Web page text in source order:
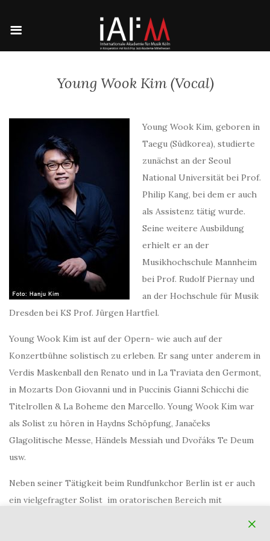
Young Wook Kim (Vocal)
Young Wook Kim, geboren in
Taegu (Südkorea), studierte
zunächst an der Seoul
National Universität bei Prof.
Philip Kang, bei dem er auch
als Assistenz tätig wurde.
Seine weitere Ausbildung
erhielt er an der
Musikhochschule Mannheim
bei Prof. Rudolf Piernay und
an der Hochschule für Musik
Dresden bei KS Prof. Jürgen Hartfiel.
Young Wook Kim ist auf der Opern- wie auch auf der
Konzertbühne solistisch zu erleben. Er sang unter anderem in
Verdis Maskenball den Renato und in La Traviata den Germont,
in Mozarts Don Giovanni und in Puccinis Gianni Schicchi die
Titelrollen & La Boheme den Marcello. Young Wook Kim war
als Solist zu hören in Haydns Schöpfung, Janačeks
Glagolitische Messe, Händels Messiah und Dvořáks Te Deum
usw.
Neben seiner Tätigkeit beim Rundfunkchor Berlin ist er auch
ein vielgefragter Solist im oratorischen Bereich mit